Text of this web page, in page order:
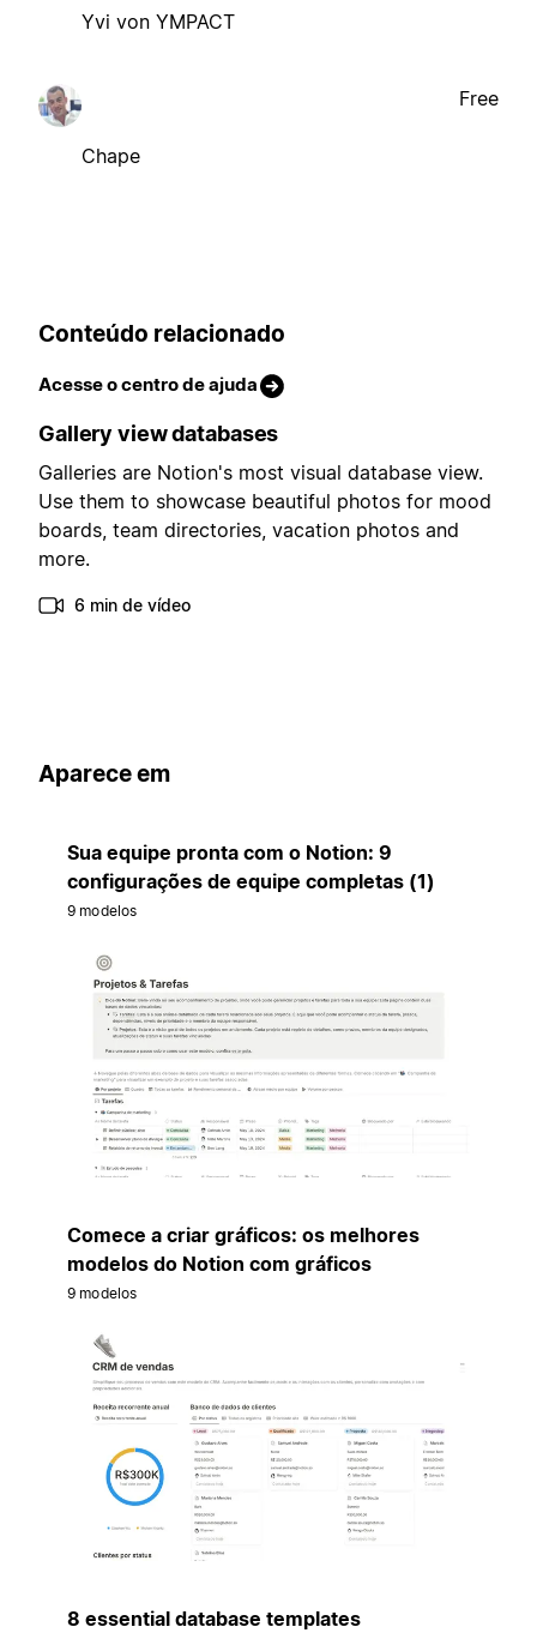
Yvi von YMPACT
Chape
Free
Conteúdo relacionado
Acesse o centro de ajuda
Gallery view databases
Galleries are Notion's most visual database view.
Use them to showcase beautiful photos for mood
boards, team directories, vacation photos and
more.
6 min de vídeo
Aparece em
Sua equipe pronta com o Notion: 9
configurações de equipe completas (1)
9 modelos
Comece a criar gráficos: os melhores
modelos do Notion com gráficos
9 modelos
8 essential database templates